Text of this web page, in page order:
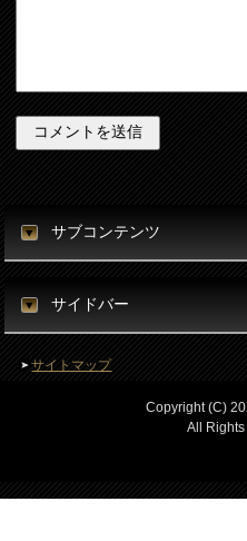
サブコンテンツ
サイドバー
サイトマップ
Copyright (C)
All Rights